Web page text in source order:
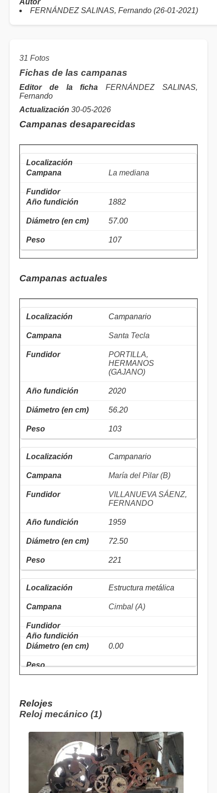
Autor
FERNÁNDEZ SALINAS, Fernando (26-01-2021)
31 Fotos
Fichas de las campanas
Editor de la ficha FERNÁNDEZ SALINAS,
Fernando
Actualización 30-05-2026
Campanas desaparecidas
La mediana
1882
57.00
107
Campanas actuales
Campanario
Santa Tecla
PORTILLA,
HERMANOS
(GAJANO)
2020
56.20
103
Campanario
María del Pilar (B)
VILLANUEVA SÁENZ,
FERNANDO
1959
72.50
221
Estructura metálica
Cimbal (A)
0.00
Relojes
Reloj mecánico (1)